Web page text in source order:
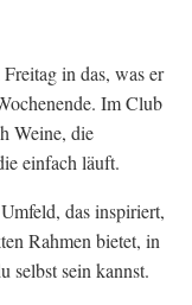
in das, was er
Im Club
Weine, die
einfach läuft.
das inspiriert,
Rahmen bietet, in
selbst sein kannst.